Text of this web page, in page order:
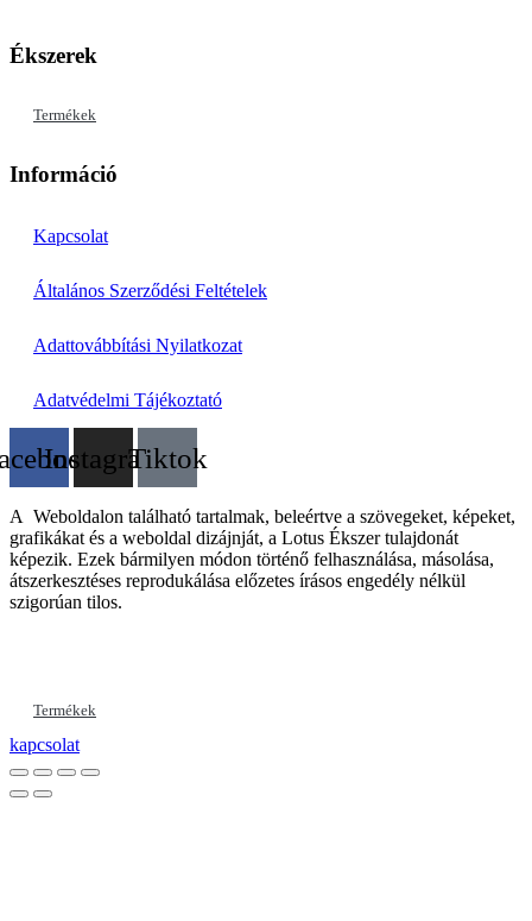
Ékszerek
Termékek
Információ
Kapcsolat
Általános Szerződési Feltételek
Adattovábbítási Nyilatkozat
Adatvédelmi Tájékoztató
InstagramTiktok
A Weboldalon található tartalmak, beleértve a szövegeket, képeket,
grafikákat és a weboldal dizájnját, a Lotus Ékszer tulajdonát
képezik. Ezek bármilyen módon történő felhasználása, másolása,
átszerkesztéses reprodukálása előzetes írásos engedély nélkül
szigorúan tilos.
Termékek
kapcsolat